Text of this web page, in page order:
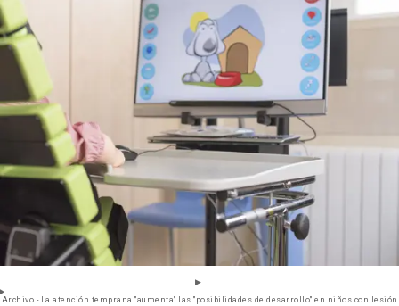
Archivo - La atención temprana "aumenta" las "posibilidades de desarrollo" en niños con lesión